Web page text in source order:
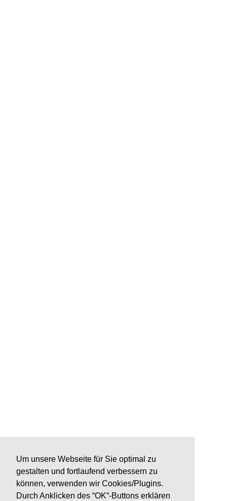
Um unsere Webseite für Sie optimal zu
gestalten und fortlaufend verbessern zu
können, verwenden wir Cookies/Plugins.
Durch Anklicken des “OK“-Buttons erklären